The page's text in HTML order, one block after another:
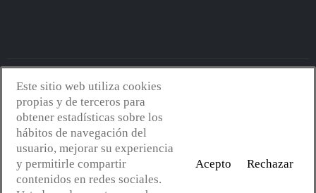
Avantserveis.com -Aviso legal - GDPR
Política de cookies-Política de calidad y medio ambiente
web:Mejorconweb
Este sitio web utiliza cookies
propias y de terceros para
obtener estadísticas sobre los
hábitos de navegación del
usuario, mejorar su experiencia
y permitirle compartir
contenidos en redes sociales.
Acepto Rechazar